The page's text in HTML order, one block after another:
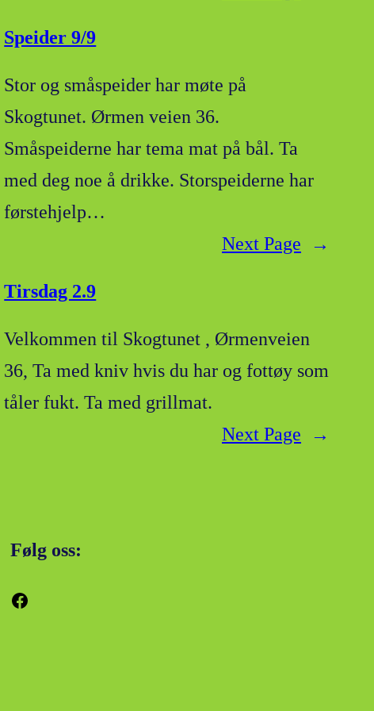
Speider 9/9
Stor og småspeider har møte på
Skogtunet. Ørmen veien 36.
Småspeiderne har tema mat på bål. Ta
med deg noe å drikke. Storspeiderne har
førstehjelp…
Next Page
→
Tirsdag 2.9
Velkommen til Skogtunet , Ørmenveien
36, Ta med kniv hvis du har og fottøy som
tåler fukt. Ta med grillmat.
Next Page
→
Følg oss:
Facebook